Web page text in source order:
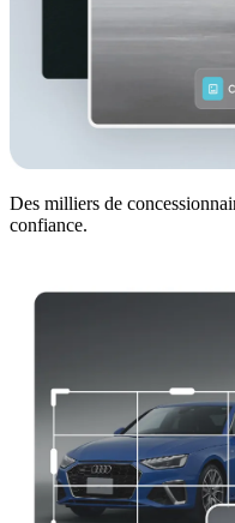
Des milliers de
confiance.